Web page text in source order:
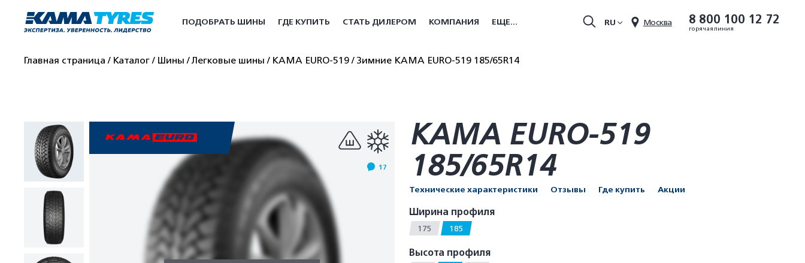
8 800 100 12 72
горячая линия
Москва
RU
ПОДОБРАТЬ ШИНЫ ГДЕ КУПИТЬ СТАТЬ ДИЛЕРОМ КОМПАНИЯ ЕЩЕ...
Главная страница Каталог Шины Легковые шины КАМА EURO-519 Зимние КАМА EURO-519 185/65R14
17
КАМА EURO-519
185/65R14
Технические характеристики Отзывы Где купить Акции
Ширина профиля
175 185
Высота профиля